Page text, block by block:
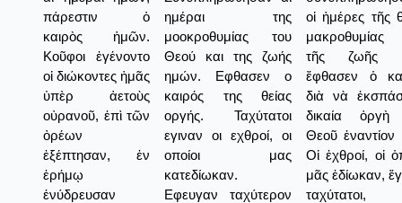
πάρεστιν ὁ
καιρὸς ἡμῶν.
Κοῦφοι ἐγένοντο
οἱ διώκοντες ἡμᾶς
ὑπὲρ ἀετοὺς
οὐρανοῦ, ἐπὶ τῶν
ὀρέων
ἐξέπτησαν, ἐν
ἐρήμῳ
ἐνύδρευσαν
ημέραι της
μοοκροθυμίας του
Θεού και της ζωής
ημών. Εφθασεν ο
καιρός της θείας
οργής. Ταχύτατοι
εγιναν οι εχθροί, οι
οποίοι μας
κατεδίωκαν.
Εφευγαν ταχύτερον
οἱ ἡμέρες τῆς
μακροθυμίας
τῆς ζωῆς
ἔφθασεν ὁ
διὰ νὰ
δικαία ὀργὴ
Θεοῦ ἐναντίον
Οἱ ἐχθροί, οἱ
μᾶς ἐδίωκαν,
ταχύτατοι,